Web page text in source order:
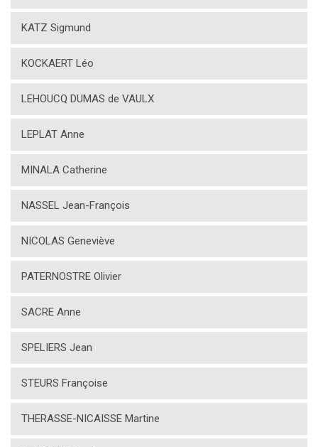
KATZ Sigmund
KOCKAERT Léo
LEHOUCQ DUMAS de VAULX
LEPLAT Anne
MINALA Catherine
NASSEL Jean-François
NICOLAS Geneviève
PATERNOSTRE Olivier
SACRE Anne
SPELIERS Jean
STEURS Françoise
THERASSE-NICAISSE Martine